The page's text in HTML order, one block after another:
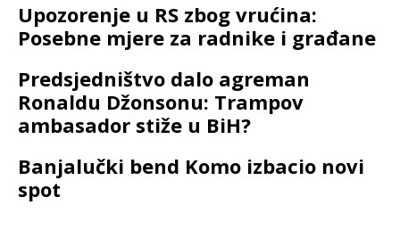
Upozorenje u RS zbog vrućina:
Posebne mjere za radnike i građane
Predsjedništvo dalo agreman
Ronaldu Džonsonu: Trampov
ambasador stiže u BiH?
Banjalučki bend Komo izbacio novi
spot